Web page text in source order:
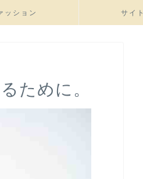
ッション サイ
ために。